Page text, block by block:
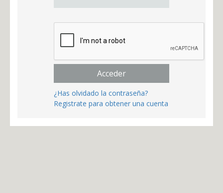
Acceder
¿Has olvidado la contraseña?
Registrate para obtener una cuenta